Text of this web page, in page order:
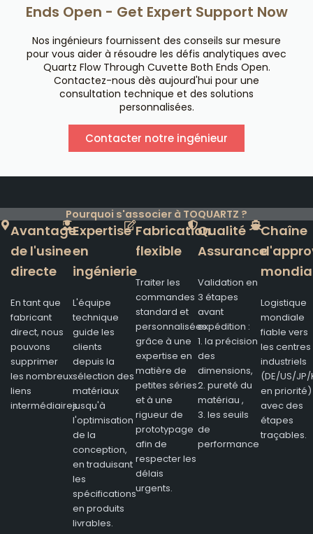
Ends Open - Get Expert Support Now
Nos ingénieurs fournissent des conseils sur mesure
pour vous aider à résoudre les défis analytiques avec
Quartz Flow Through Cuvette Both Ends Open.
Contactez-nous dès aujourd'hui pour une
consultation technique et des solutions
personnalisées.
Contacter notre ingénieur
Pourquoi s'associer à TOQUARTZ ?
Avantage
de l'usine
directe
En tant que
fabricant
direct, nous
pouvons
supprimer
les nombreux
liens
intermédiaires.
Expertise
en
ingénierie
L'équipe
technique
guide les
clients
depuis la
sélection des
matériaux
jusqu'à
l'optimisation
de la
conception,
en traduisant
les
spécifications
en produits
livrables.
Fabrication
flexible
Traiter les
commandes
standard et
personnalisées
grâce à une
expertise en
matière de
petites séries
et à une
rigueur de
prototypage
afin de
respecter les
délais
urgents.
Qualité
Assurance
Validation en
3 étapes
avant
expédition :
1. la précision
des
dimensions,
2. pureté du
matériau ,
3. les seuils
de
performance
Chaîne
Logistique
mondiale
fiable vers
les centres
industriels
(DE/US/JP/
en priorité)
avec des
étapes
traçables.